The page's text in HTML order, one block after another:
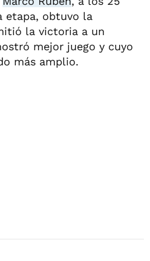
etapa, obtuvo la
la victoria a un
mejor juego y cuyo
más amplio.